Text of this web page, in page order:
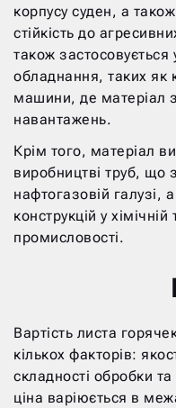
корпусу суден, а
стійкість до
також
обладнання, таких як
машини, де матеріал
навантажень.
Крім того, матеріал
виробництві труб, що
нафтогазовій галузі,
конструкцій у
промисловості.
Вартість листа
кількох факторів:
складності обробки
ціна варіюється в